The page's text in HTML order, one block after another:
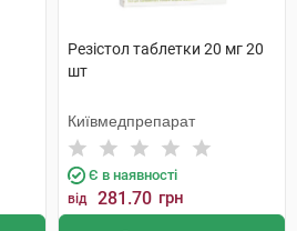
Резістол таблетки 20 мг 20
шт
Київмедпрепарат
Є в наявності
від 281.70 грн